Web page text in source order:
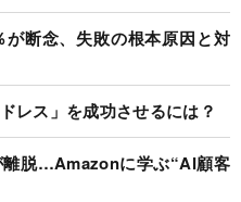
が断念、失敗の根本原因と対
レス」を成功させるには？
離脱…Amazonに学ぶ“AI顧客